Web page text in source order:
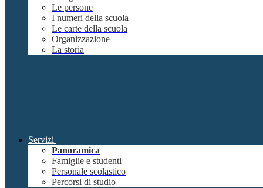
Le persone
I numeri della scuola
Le carte della scuola
Organizzazione
La storia
Servizi
Panoramica
Famiglie e studenti
Personale scolastico
Percorsi di studio